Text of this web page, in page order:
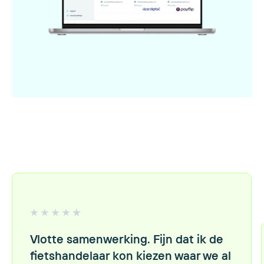
Vlotte samenwerking. Fijn dat ik de
fietshandelaar kon kiezen waar we al